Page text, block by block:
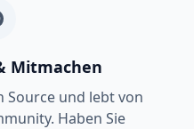
Mitmachen
Source und lebt von
Haben Sie